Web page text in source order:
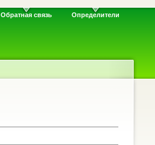
Обратная связь Определители